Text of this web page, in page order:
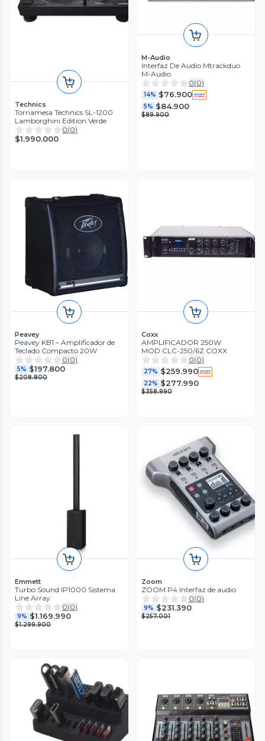
Technics
Tornamesa Technics SL-1200
Lamborghini Edition Verde
0(0)
$1.990.000
M-Audio
Interfaz De Audio Mtrackduo
M-Audio
0(0)
14% $76.900
5% $84.900
$89.900
Peavey
Peavey KB1 – Amplificador de
Teclado Compacto 20W
0(0)
5% $197.800
$208.800
Coxx
AMPLIFICADOR 250W
MOD.CLC-250/6Z COXX
0(0)
27% $259.990
22% $277.990
$358.990
Emmett
Turbo Sound IP1000 Sistema
Line Array
0(0)
9% $1.169.990
$1.299.900
Zoom
ZOOM P4 Interfaz de audio
0(0)
9% $231.390
$257.001